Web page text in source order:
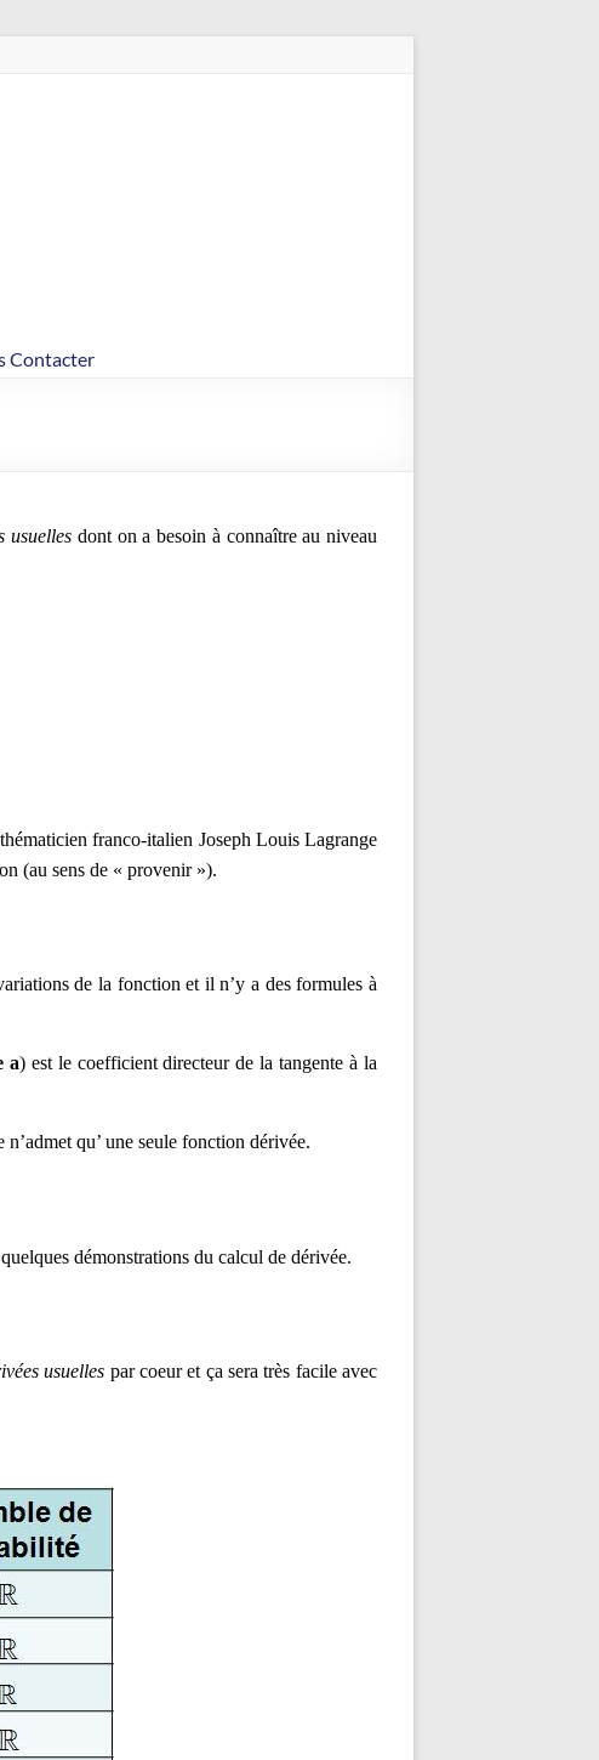
Contacter
usuelles dont on a besoin à connaître au niveau
franco-italien Joseph Louis Lagrange
(au sens de « provenir »).
de la fonction et il n’y a des formules à
a) est le coefficient directeur de la tangente à la
qu’ une seule fonction dérivée.
démonstrations du calcul de dérivée.
usuelles par coeur et ça sera très facile avec